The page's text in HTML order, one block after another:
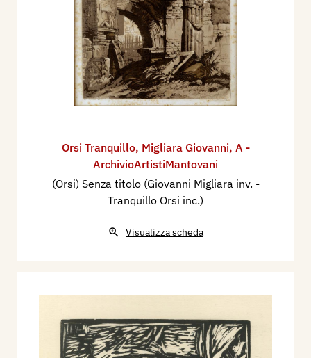
Orsi Tranquillo, Migliara Giovanni, A -
ArchivioArtistiMantovani
(Orsi) Senza titolo (Giovanni Migliara inv. -
Tranquillo Orsi inc.)
Visualizza scheda